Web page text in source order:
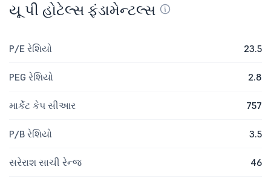
યૂ પી હોટેલ્સ ફંડામેન્ટલ્સ
P/E રેશિયો 23.5
PEG રેશિયો 2.8
માર્કેટ કેપ સીઆર 757
P/B રેશિયો 3.5
સરેરાશ સાચી રેન્જ 46